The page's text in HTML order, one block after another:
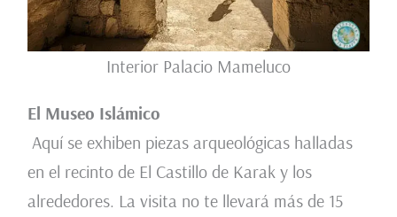
Interior Palacio Mameluco
El Museo Islámico
Aquí se exhiben piezas arqueológicas halladas
en el recinto de El Castillo de Karak y los
alrededores. La visita no te llevará más de 15